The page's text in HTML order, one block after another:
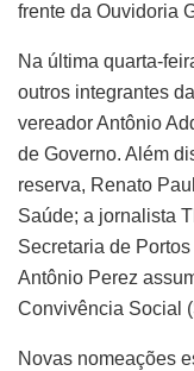
frente da Ouvidoria
Na última quarta-
outros integrantes
vereador Antônio
de Governo. Além
reserva, Renato
Saúde; a jornalista
Secretaria de
Antônio Perez
Convivência Social
Novas nomeações